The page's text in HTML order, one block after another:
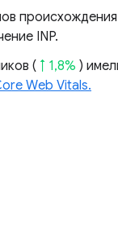
INP.
( ↑ 1,8% )
Web Vitals.